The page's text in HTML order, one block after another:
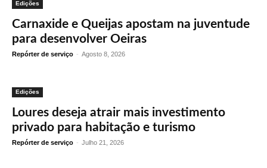
Edições
Carnaxide e Queijas apostam na juventude
para desenvolver Oeiras
Repórter de serviço - Agosto 8, 2026
Edições
Loures deseja atrair mais investimento
privado para habitação e turismo
Repórter de serviço - Julho 21, 2026